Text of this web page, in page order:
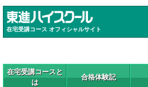
在宅受講コース オフィシャルサイト
在宅受講コースと
は
合格体験記